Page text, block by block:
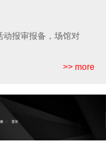
动报审报备，场馆对
>> more